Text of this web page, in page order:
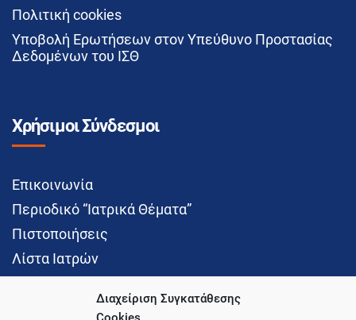
Διαχείριση Συγκατάθεσης
Πολιτική cookies
Υποβολή Ερωτήσεων στον Υπεύθυνο Προστασίας
Δεδομένων του ΙΣΘ
Χρήσιμοι Σύνδεσμοι
Επικοινωνία
Περιοδικό “Ιατρικά Θέματα”
Πιστοποιήσεις
Λίστα Ιατρών